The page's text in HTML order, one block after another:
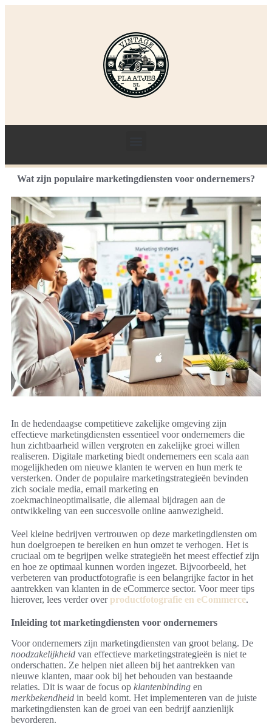
Wat zijn populaire marketingdiensten voor ondernemers?
In de hedendaagse competitieve zakelijke omgeving zijn
effectieve marketingdiensten essentieel voor ondernemers die
hun zichtbaarheid willen vergroten en zakelijke groei willen
realiseren. Digitale marketing biedt ondernemers een scala aan
mogelijkheden om nieuwe klanten te werven en hun merk te
versterken. Onder de populaire marketingstrategieën bevinden
zich sociale media, email marketing en
zoekmachineoptimalisatie, die allemaal bijdragen aan de
ontwikkeling van een succesvolle online aanwezigheid.
Veel kleine bedrijven vertrouwen op deze marketingdiensten om
hun doelgroepen te bereiken en hun omzet te verhogen. Het is
cruciaal om te begrijpen welke strategieën het meest effectief zijn
en hoe ze optimaal kunnen worden ingezet. Bijvoorbeeld, het
verbeteren van productfotografie is een belangrijke factor in het
aantrekken van klanten in de eCommerce sector. Voor meer tips
hierover, lees verder overproductfotografie en eCommerce.
Inleiding tot marketingdiensten voor ondernemers
Voor ondernemers zijn marketingdiensten van groot belang. De
noodzakelijkheid van effectieve marketingstrategieën is niet te
onderschatten. Ze helpen niet alleen bij het aantrekken van
nieuwe klanten, maar ook bij het behouden van bestaande
relaties. Dit is waar de focus op klantenbinding en
merkbekendheid in beeld komt. Het implementeren van de juiste
marketingdiensten kan de groei van een bedrijf aanzienlijk
bevorderen.